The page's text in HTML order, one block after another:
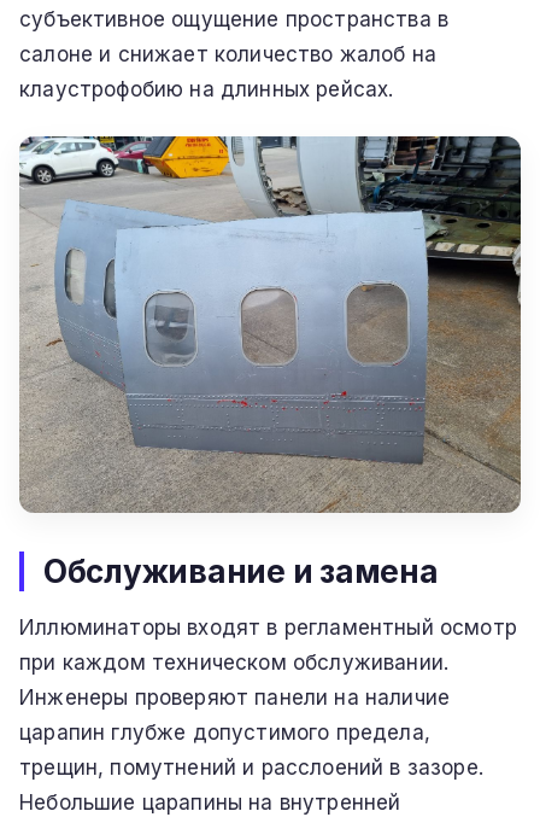
субъективное ощущение пространства в
салоне и снижает количество жалоб на
клаустрофобию на длинных рейсах.
Обслуживание и замена
Иллюминаторы входят в регламентный осмотр
при каждом техническом обслуживании.
Инженеры проверяют панели на наличие
царапин глубже допустимого предела,
трещин, помутнений и расслоений в зазоре.
Небольшие царапины на внутренней